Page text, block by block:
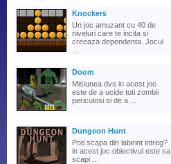
Knockers
Un joc amuzant cu 40 de
niveluri care te incita si
creeaza dependenta. Jocul
Doom
Misiunea dvs in acest joc
este de a ucide toti zombii
periculosi si de a ...
Dungeon Hunt
Poti scapa din labirint intreg?
in acest joc obiectivul este sa
scapi ...